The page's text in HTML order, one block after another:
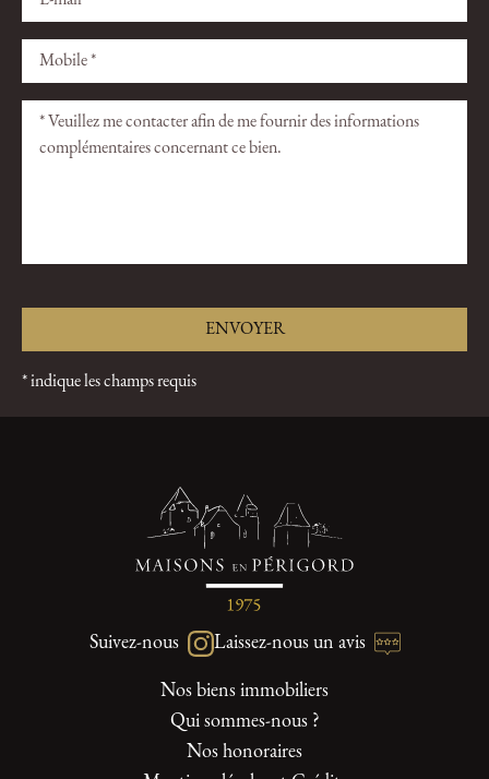
ce
champ
ce
champ
* indique les champs requis
Suivez-nous Laissez-nous un avis
Nos biens immobiliers
Qui sommes-nous ?
Nos honoraires